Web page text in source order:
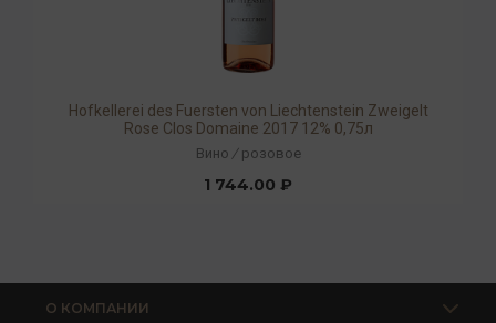
Hofkellerei des Fuersten von Liechtenstein Zweigelt
Rose Clos Domaine 2017 12% 0,75л
Вино / розовое
1 744.00 ₽
О КОМПАНИИ